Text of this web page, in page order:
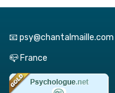
📧 psy@chantalmaille.com
📪 France